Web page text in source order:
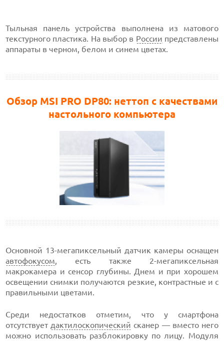
Тыльная панель устройства выполнена из матового
текстурного пластика. На выбор в России представлены
аппараты в черном, белом и синем цветах.
Обзор MSI PRO DP80: неттоп с качествами
настольного компьютера
Основной 13-мегапиксельный датчик камеры оснащен
автофокусом, есть также 2-мегапиксельная
макрокамера и сенсор глубины. Днем и при хорошем
освещении снимки получаются резкие, контрастные и с
правильными цветами.
Среди недостатков отметим, что у смартфона
отсутствует дактилоскопический сканер — вместо него
можно использовать разблокировку по лицу. Модуля